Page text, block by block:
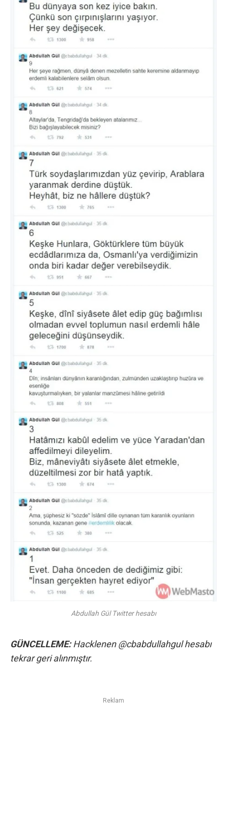
Abdullah Gül Twitter hesabı
GÜNCELLEME:Hacklenen @cbabdullahgul hesabı
tekrar geri alınmıştır.
Reklam